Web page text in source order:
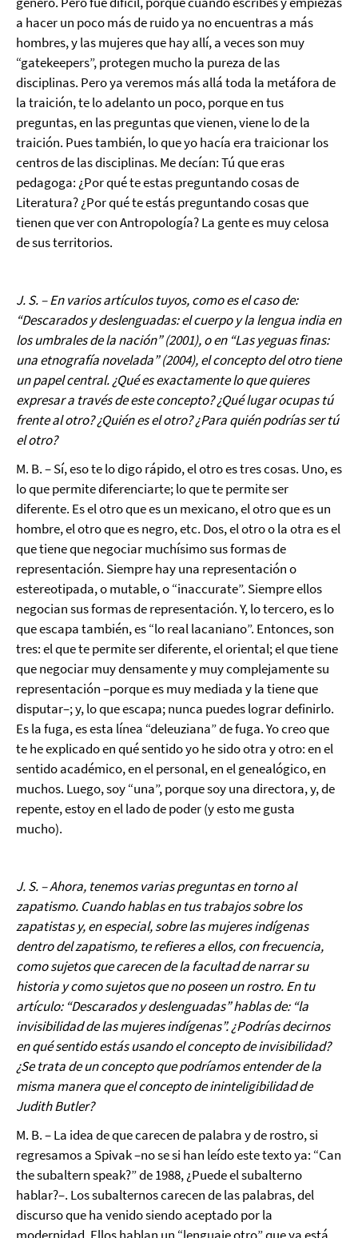
a hacer un poco más de ruido ya no encuentras a más
hombres, y las mujeres que hay allí, a veces son muy
“gatekeepers”, protegen mucho la pureza de las
disciplinas. Pero ya veremos más allá toda la metáfora de
la traición, te lo adelanto un poco, porque en tus
preguntas, en las preguntas que vienen, viene lo de la
traición. Pues también, lo que yo hacía era traicionar los
centros de las disciplinas. Me decían: Tú que eras
pedagoga: ¿Por qué te estas preguntando cosas de
Literatura? ¿Por qué te estás preguntando cosas que
tienen que ver con Antropología? La gente es muy celosa
de sus territorios.
J. S. – En varios artículos tuyos, como es el caso de:
“Descarados y deslenguadas: el cuerpo y la lengua india en
los umbrales de la nación” (2001), o en “Las yeguas finas:
una etnografía novelada” (2004), el concepto del otro tiene
un papel central. ¿Qué es exactamente lo que quieres
expresar a través de este concepto? ¿Qué lugar ocupas tú
frente al otro? ¿Quién es el otro? ¿Para quién podrías ser tú
el otro?
M. B. – Sí, eso te lo digo rápido, el otro es tres cosas. Uno, es
lo que permite diferenciarte; lo que te permite ser
diferente. Es el otro que es un mexicano, el otro que es un
hombre, el otro que es negro, etc. Dos, el otro o la otra es el
que tiene que negociar muchísimo sus formas de
representación. Siempre hay una representación o
estereotipada, o mutable, o “inaccurate”. Siempre ellos
negocian sus formas de representación. Y, lo tercero, es lo
que escapa también, es “lo real lacaniano”. Entonces, son
tres: el que te permite ser diferente, el oriental; el que tiene
que negociar muy densamente y muy complejamente su
representación –porque es muy mediada y la tiene que
disputar–; y, lo que escapa; nunca puedes lograr definirlo.
Es la fuga, es esta línea “deleuziana” de fuga. Yo creo que
te he explicado en qué sentido yo he sido otra y otro: en el
sentido académico, en el personal, en el genealógico, en
muchos. Luego, soy “una”, porque soy una directora, y, de
repente, estoy en el lado de poder (y esto me gusta
mucho).
J. S. – Ahora, tenemos varias preguntas en torno al
zapatismo. Cuando hablas en tus trabajos sobre los
zapatistas y, en especial, sobre las mujeres indígenas
dentro del zapatismo, te refieres a ellos, con frecuencia,
como sujetos que carecen de la facultad de narrar su
historia y como sujetos que no poseen un rostro. En tu
artículo: “Descarados y deslenguadas” hablas de: “la
invisibilidad de las mujeres indígenas”. ¿Podrías decirnos
en qué sentido estás usando el concepto de invisibilidad?
¿Se trata de un concepto que podríamos entender de la
misma manera que el concepto de ininteligibilidad de
Judith Butler?
M. B. – La idea de que carecen de palabra y de rostro, si
regresamos a Spivak –no se si han leído este texto ya: “Can
the subaltern speak?” de 1988, ¿Puede el subalterno
hablar?–. Los subalternos carecen de las palabras, del
discurso que ha venido siendo aceptado por la